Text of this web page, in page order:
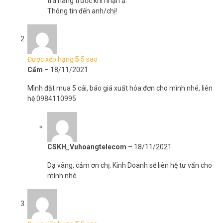
nhiều loại dây vào một ống duy nhất. Ống gợn hợp kim dày chịu
được lực uốn lặp lại mỗi lần đóng mở cửa. Liên hệ Vũ Hoàng
Telecom ngay để mua vòng cửa ONECAM TUB25-290 bảo vệ hệ
thống dây cửa của bạn. Tham khảo thêm hình ảnh tại
Vuhoangtelecom
Thông tin đến anh/chị!
Được xếp hạng 5 5 sao
Cẩm – 18/11/2021
Mình đặt mua 5 cái, báo giá xuất hóa đơn cho mình nhé, liên
hệ 0984110995
CSKH_Vuhoangtelecom – 18/11/2021
Dạ vâng, cảm ơn chị. Kinh Doanh sẽ liên hệ tư vấn cho
mình nhé